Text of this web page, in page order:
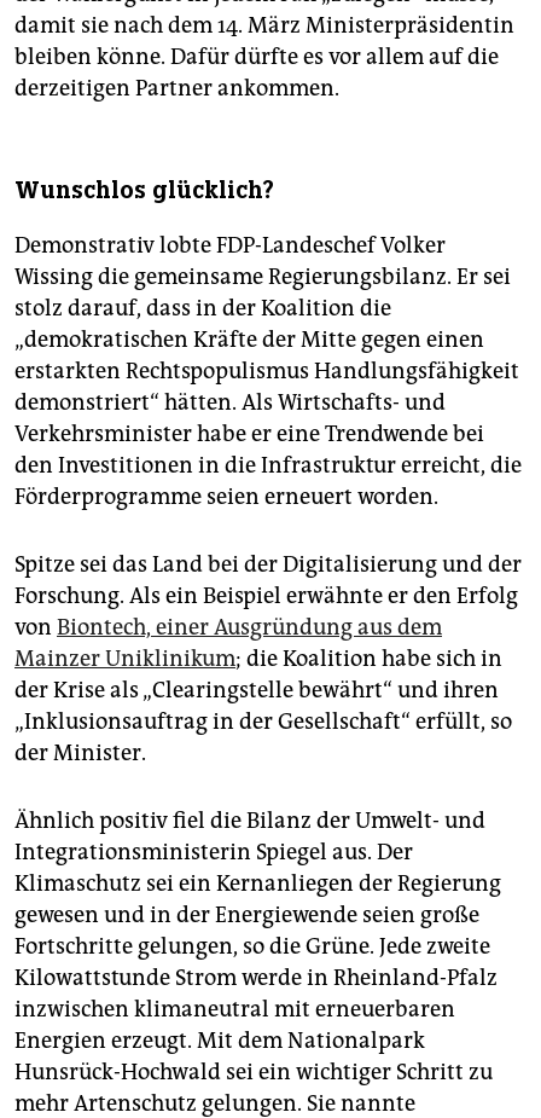
damit sie nach dem 14. März Ministerpräsidentin
bleiben könne. Dafür dürfte es vor allem auf die
derzeitigen Partner ankommen.
Wunschlos glücklich?
Demonstrativ lobte FDP-Landeschef Volker
Wissing die gemeinsame Regierungsbilanz. Er sei
stolz darauf, dass in der Koalition die
„demokratischen Kräfte der Mitte gegen einen
erstarkten Rechtspopulismus Handlungsfähigkeit
demonstriert“ hätten. Als Wirtschafts- und
Verkehrsminister habe er eine Trendwende bei
den Investitionen in die Infrastruktur erreicht, die
Förderprogramme seien erneuert worden.
Spitze sei das Land bei der Digitalisierung und der
Forschung. Als ein Beispiel erwähnte er den Erfolg
von Biontech, einer Ausgründung aus dem
Mainzer Uniklinikum; die Koalition habe sich in
der Krise als „Clearingstelle bewährt“ und ihren
„Inklusionsauftrag in der Gesellschaft“ erfüllt, so
der Minister.
Ähnlich positiv fiel die Bilanz der Umwelt- und
Integrationsministerin Spiegel aus. Der
Klimaschutz sei ein Kernanliegen der Regierung
gewesen und in der Energiewende seien große
Fortschritte gelungen, so die Grüne. Jede zweite
Kilowattstunde Strom werde in Rheinland-Pfalz
inzwischen klimaneutral mit erneuerbaren
Energien erzeugt. Mit dem Nationalpark
Hunsrück-Hochwald sei ein wichtiger Schritt zu
mehr Artenschutz gelungen. Sie nannte